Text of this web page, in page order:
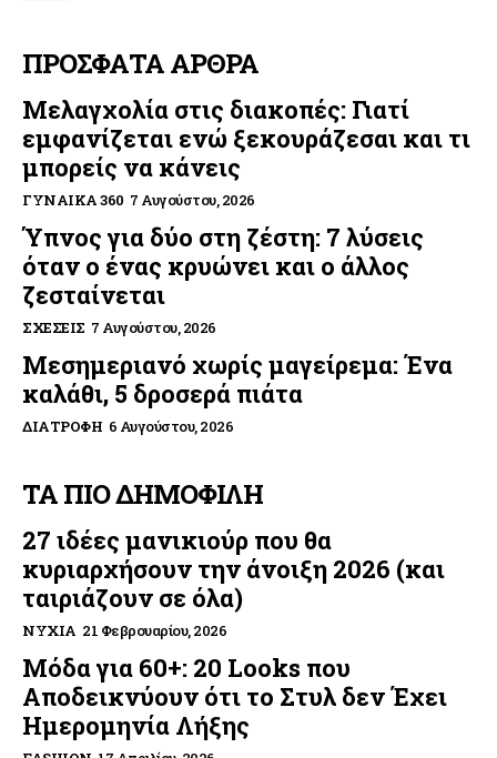
ΠΡΟΣΦΑΤΑ ΑΡΘΡΑ
Μελαγχολία στις διακοπές: Γιατί
εμφανίζεται ενώ ξεκουράζεσαι και τι
μπορείς να κάνεις
ΓΥΝΑΊΚΑ 360 7 Αυγούστου, 2026
Ύπνος για δύο στη ζέστη: 7 λύσεις
όταν ο ένας κρυώνει και ο άλλος
ζεσταίνεται
ΣΧΈΣΕΙΣ 7 Αυγούστου, 2026
Μεσημεριανό χωρίς μαγείρεμα: Ένα
καλάθι, 5 δροσερά πιάτα
ΔΙΑΤΡΟΦΉ 6 Αυγούστου, 2026
ΤΑ ΠΙΟ ΔΗΜΟΦΙΛΗ
27 ιδέες μανικιούρ που θα
κυριαρχήσουν την άνοιξη 2026 (και
ταιριάζουν σε όλα)
ΝΎΧΙΑ 21 Φεβρουαρίου, 2026
Μόδα για 60+: 20 Looks που
Αποδεικνύουν ότι το Στυλ δεν Έχει
Ημερομηνία Λήξης